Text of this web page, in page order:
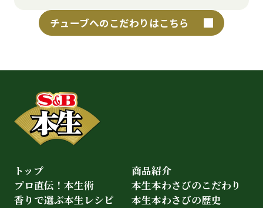
チューブへのこだわりはこちら
トップ
商品紹介
プロ直伝！本生術
本生本わさびのこだわり
香りで選ぶ本生レシピ
本生本わさびの歴史